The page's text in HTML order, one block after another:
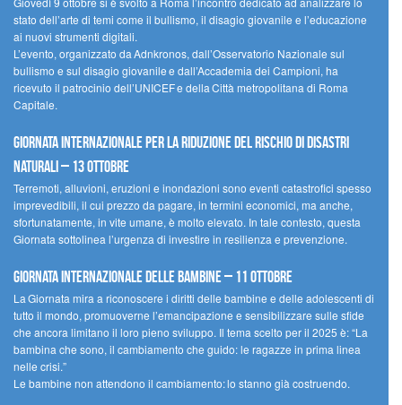
stato dell’arte di temi come il bullismo, il disagio giovanile e l’educazione
ai nuovi strumenti digitali.
L’evento, organizzato da Adnkronos, dall’Osservatorio Nazionale sul
bullismo e sul disagio giovanile e dall’Accademia dei Campioni, ha
ricevuto il patrocinio dell’UNICEF e della Città metropolitana di Roma
Capitale.
Giornata internazionale per la riduzione del rischio di disastri
naturali – 13 ottobre
Terremoti, alluvioni, eruzioni e inondazioni sono eventi catastrofici spesso
imprevedibili, il cui prezzo da pagare, in termini economici, ma anche,
sfortunatamente, in vite umane, è molto elevato. In tale contesto, questa
Giornata sottolinea l’urgenza di investire in resilienza e prevenzione.
Giornata internazionale delle bambine – 11 ottobre
La Giornata mira a riconoscere i diritti delle bambine e delle adolescenti di
tutto il mondo, promuoverne l’emancipazione e sensibilizzare sulle sfide
che ancora limitano il loro pieno sviluppo. Il tema scelto per il 2025 è: “La
bambina che sono, il cambiamento che guido: le ragazze in prima linea
nelle crisi.”
Le bambine non attendono il cambiamento: lo stanno già costruendo.